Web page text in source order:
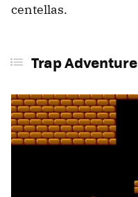
centellas.
Trap